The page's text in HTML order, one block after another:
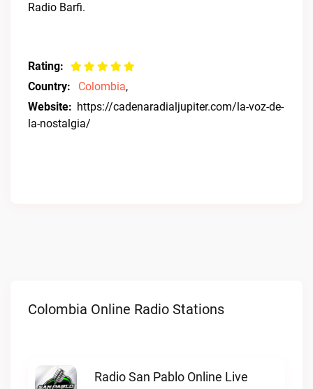
Radio Barfi.
Rating:
Country:
Colombia,
Website: https://cadenaradialjupiter.com/la-voz-de-
la-nostalgia/
Colombia Online Radio Stations
Radio San Pablo Online Live